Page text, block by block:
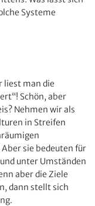
Systeme
liest man die
Schön, aber
Nehmen wir als
in Streifen
sie bedeuten für
unter Umständen
aber die Ziele
dann stellt sich